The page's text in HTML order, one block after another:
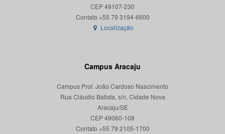
CEP 49107-230
Localização
Campus Aracaju
Campus Prof. João Cardoso Nascimento
Rua Cláudio Batista, s/n, Cidade Nova
Aracaju/SE
CEP 49060-108